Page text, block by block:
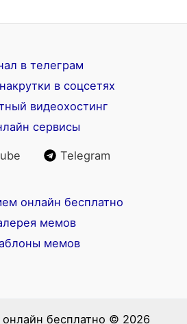
в телеграм
в соцсетях
видеохостинг
сервисы
Telegram
онлайн бесплатно
мемов
мемов
бесплатно © 2026